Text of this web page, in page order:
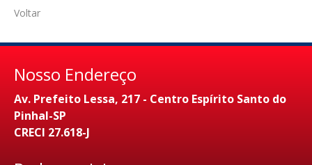
Voltar
Nosso Endereço
Av. Prefeito Lessa, 217 - Centro Espírito Santo do
Pinhal-SP
CRECI 27.618-J